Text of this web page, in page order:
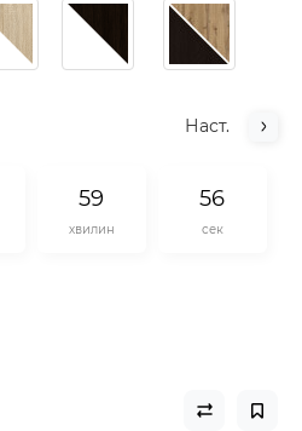
Наст.
59
хвилин
55
сек